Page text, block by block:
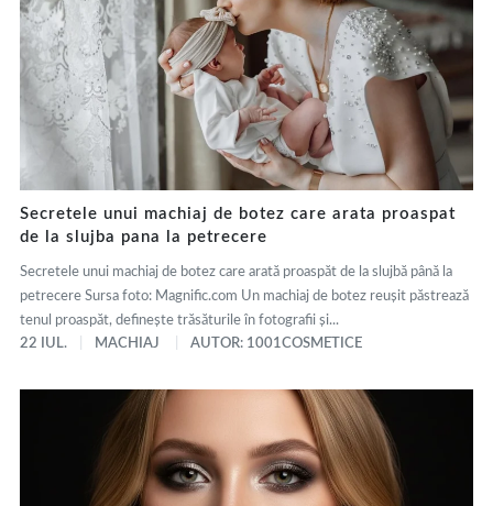
Secretele unui machiaj de botez care arata proaspat
de la slujba pana la petrecere
Secretele unui machiaj de botez care arată proaspăt de la slujbă până la
petrecere Sursa foto: Magnific.com Un machiaj de botez reușit păstrează
tenul proaspăt, definește trăsăturile în fotografii și...
22 IUL.
MACHIAJ AUTOR: 1001COSMETICE